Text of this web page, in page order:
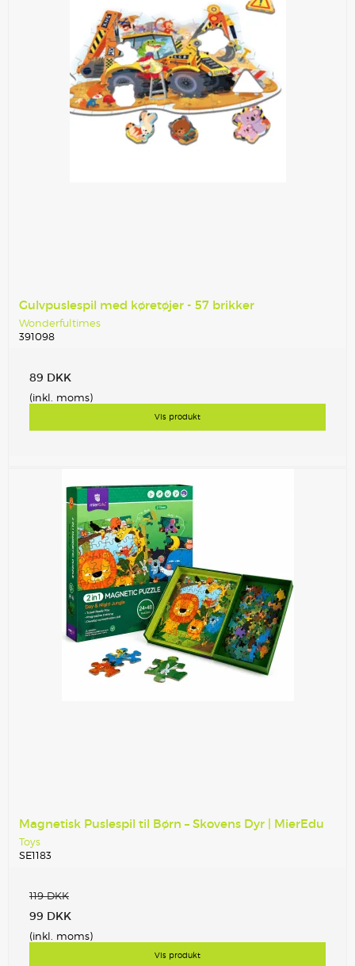
Gulvpuslespil med køretøjer - 57 brikker
Wonderfultimes
391098
89 DKK
(inkl. moms)
Vis produkt
Magnetisk Puslespil til Børn – Skovens Dyr | MierEdu
Toys
SE1183
119 DKK
99 DKK
(inkl. moms)
Vis produkt